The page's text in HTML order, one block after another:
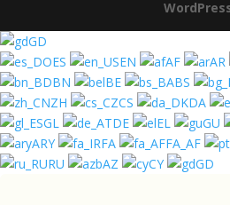
GD
ES
EN AF AR
BN
BE BS
ZH
CS DA
GL
DE EL GU
ARY
FA FA_AF
RU
AZ CY GD